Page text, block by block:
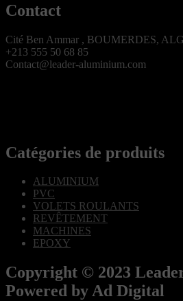
Contact
Cité Ben Ammar , BOUMERDES,
+213 555 50 68 85
Contact@leader-aluminium.com
Catégories de produits
ALUMINIUM
PVC
VOLETS ROULANTS
REVÊTEMENT
MACHINES
EPOXY
Copyright © 2023
Powered by Ad Digital